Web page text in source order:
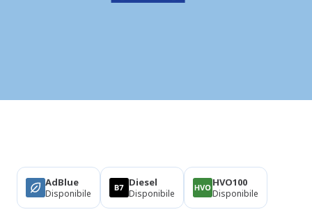
AdBlue
Disponibile
Diesel
Disponibile
HVO100
Disponibile